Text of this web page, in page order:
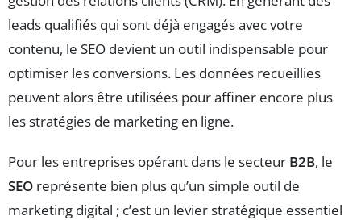
leads qualifiés qui sont déjà engagés avec votre
contenu, le SEO devient un outil indispensable pour
optimiser les conversions. Les données recueillies
peuvent alors être utilisées pour affiner encore plus
les stratégies de marketing en ligne.
Pour les entreprises opérant dans le secteur B2B, le
SEO représente bien plus qu’un simple outil de
marketing digital ; c’est un levier stratégique essentiel